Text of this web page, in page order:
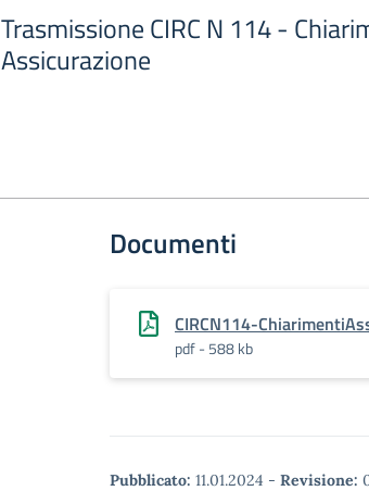
Trasmissione CIRC N 114 -
Assicurazione
Documenti
CIRCN114-
pdf - 588 kb
Pubblicato: 11.01.2024 - Revisione: